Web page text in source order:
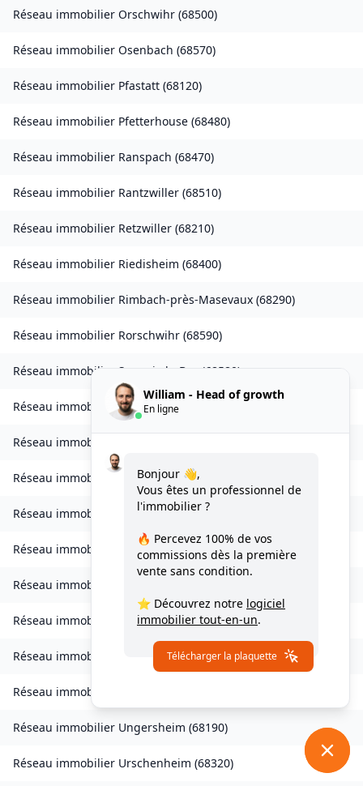
Réseau immobilier Orschwihr (68500)
Réseau immobilier Osenbach (68570)
Réseau immobilier Pfastatt (68120)
Réseau immobilier Pfetterhouse (68480)
Réseau immobilier Ranspach (68470)
Réseau immobilier Rantzwiller (68510)
Réseau immobilier Retzwiller (68210)
Réseau immobilier Riedisheim (68400)
Réseau immobilier Rimbach-près-Masevaux (68290)
Réseau immobilier Rorschwihr (68590)
Réseau immobilier Seppois-le-Bas (68580)
Réseau immobilierSierentz(68510
Réseau immobilier
Réseau immobilier Soppe-le-Bas(68780
Réseau immobilier Staffelfelden(68850
Réseau immobilier Storckensohn(68470
Réseau immobilier
Réseau immobilier Thannenkirch(68590)
Réseau immobilier Traubach-le-Bas(68210)
Réseau immobilier
Réseau immobilier Ungersheim (68190)
Réseau immobilier Urschenheim (68320)
William - Head of growth
En ligne
Bonjour 👋,
Vous êtes un professionnel de
l'immobilier ?
🔥 Percevez 100% de vos
commissions dès la première
vente sans condition.
⭐ Découvrez notre logiciel
immobilier tout-en-un.
Télécharger la plaquette